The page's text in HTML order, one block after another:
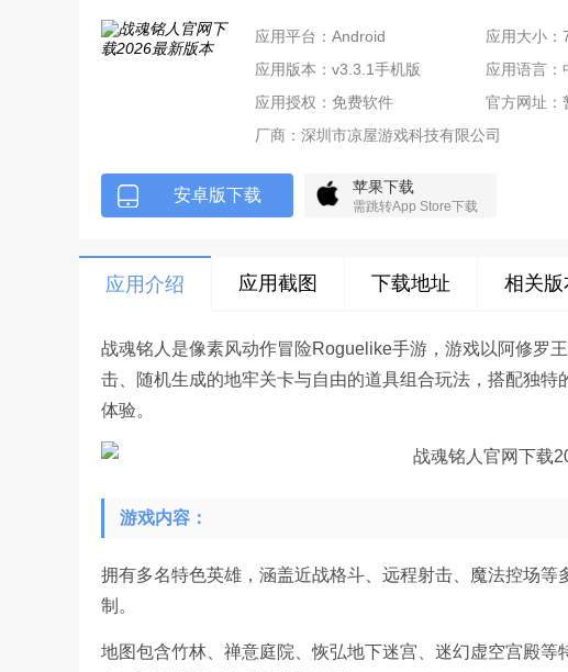
应用平台：Android 应用大小：
应用版本：v3.3.1手机版
应用语言：
应用授权：免费软件
官方网址：
厂商： 深圳市凉屋游戏科技有限公司
安卓版下载 苹果下载
需跳转App Store下载
应用介绍 应用截图 下载地址 相关版
战魂铭人是像素风动作冒险Roguelike手游，游戏以阿修罗
击、随机生成的地牢关卡与自由的道具组合玩法，搭配独
体验。
游戏内容：
拥有多名特色英雄，涵盖近战格斗、远程射击、魔法控场
制。
地图包含竹林、禅意庭院、恢弘地下迷宫、迷幻虚空宫殿